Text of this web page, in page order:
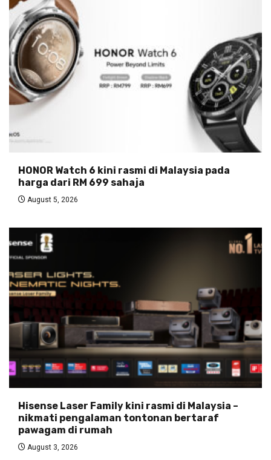
HONOR Watch 6 kini rasmi di Malaysia pada
harga dari RM 699 sahaja
August 5, 2026
Hisense Laser Family kini rasmi di Malaysia –
nikmati pengalaman tontonan bertaraf
pawagam di rumah
August 3, 2026